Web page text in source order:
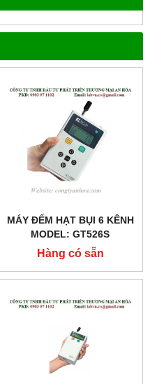
MÁY ĐẾM HẠT BỤI 6 KÊNH
MODEL: GT526S
Hàng có sẵn